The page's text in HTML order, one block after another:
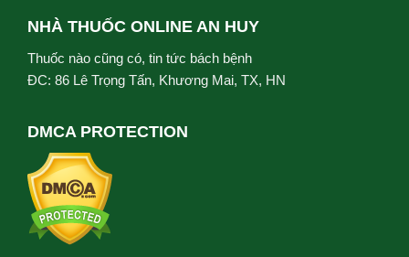
NHÀ THUỐC ONLINE AN HUY
Thuốc nào cũng có, tin tức bách bệnh
ĐC: 86 Lê Trọng Tấn, Khương Mai, TX, HN
DMCA PROTECTION